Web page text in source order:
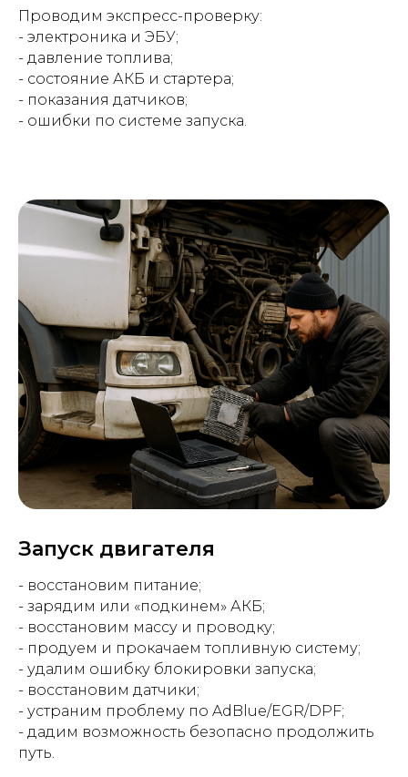
Проводим экспресс-проверку:
- электроника и ЭБУ;
- давление топлива;
- состояние АКБ и стартера;
- показания датчиков;
- ошибки по системе запуска.
Запуск двигателя
- восстановим питание;
- зарядим или «подкинем» АКБ;
- восстановим массу и проводку;
- продуем и прокачаем топливную систему;
- удалим ошибку блокировки запуска;
- восстановим датчики;
- устраним проблему по AdBlue/EGR/DPF;
- дадим возможность безопасно продолжить
путь.